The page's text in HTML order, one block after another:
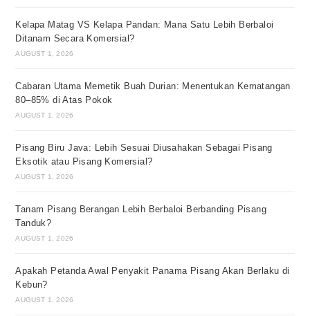
Kelapa Matag VS Kelapa Pandan: Mana Satu Lebih Berbaloi
Ditanam Secara Komersial?
AUGUST 1, 2026
Cabaran Utama Memetik Buah Durian: Menentukan Kematangan
80–85% di Atas Pokok
AUGUST 1, 2026
Pisang Biru Java: Lebih Sesuai Diusahakan Sebagai Pisang
Eksotik atau Pisang Komersial?
AUGUST 1, 2026
Tanam Pisang Berangan Lebih Berbaloi Berbanding Pisang
Tanduk?
AUGUST 1, 2026
Apakah Petanda Awal Penyakit Panama Pisang Akan Berlaku di
Kebun?
AUGUST 1, 2026